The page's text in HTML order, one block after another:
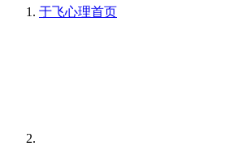
于飞心理首页